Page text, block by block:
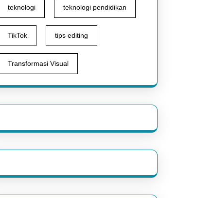
teknologi teknologi pendidikan
TikTok tips editing
Transformasi Visual